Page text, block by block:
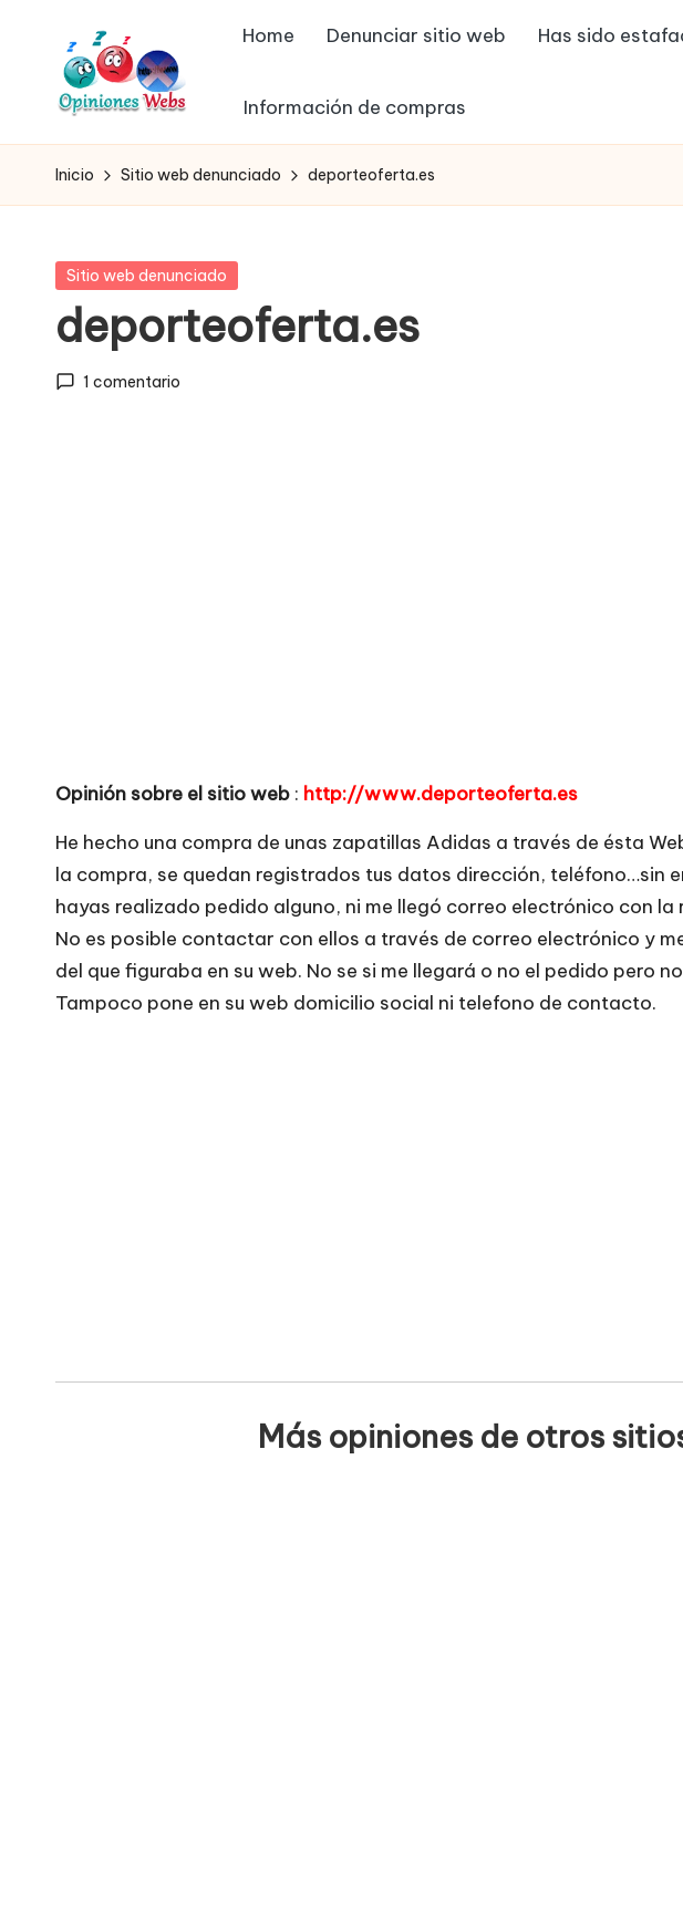
contenido
O
p
io
n
e
a
ri
o
s
d
e
y
compra
vía
online,
comprar
por
Home Denunciar sitio web Has sido
Información de compras
Inicio Sitio web denunciado deporteoferta.es
Publicada
Sitio web denunciado
deporteoferta.es
1 comentario
Opinión sobre el sitio web : http://www.deporteoferta.es
He hecho una compra de unas zapatillas Adidas a través de ésta
la compra, se quedan registrados tus datos dirección, teléfono…sin
hayas realizado pedido alguno, ni me llegó correo electrónico con la
No es posible contactar con ellos a través de correo electrónico y
del que figuraba en su web. No se si me llegará o no el pedido pero
Tampoco pone en su web domicilio social ni telefono de contacto.
Más opiniones de otros